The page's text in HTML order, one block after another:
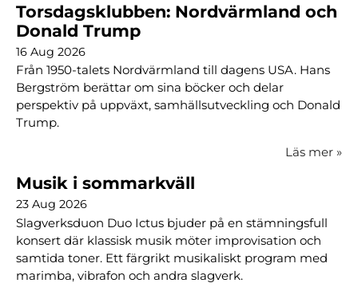
Torsdagsklubben: Nordvärmland och
Donald Trump
16 Aug 2026
Från 1950-talets Nordvärmland till dagens USA. Hans
Bergström berättar om sina böcker och delar
perspektiv på uppväxt, samhällsutveckling och Donald
Trump.
Läs mer »
Musik i sommarkväll
23 Aug 2026
Slagverksduon Duo Ictus bjuder på en stämningsfull
konsert där klassisk musik möter improvisation och
samtida toner. Ett färgrikt musikaliskt program med
marimba, vibrafon och andra slagverk.